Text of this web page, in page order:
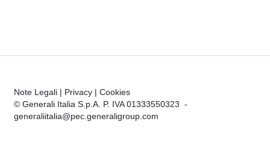
Note Legali | Privacy | Cookies
© Generali Italia S.p.A. P. IVA 01333550323 -
generaliitalia@pec.generaligroup.com